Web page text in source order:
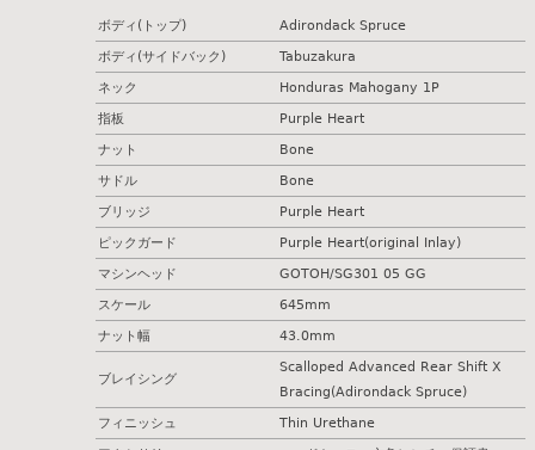
ボディ(トップ)
Adirondack Spruce
ボディ(サイドバック)
Tabuzakura
ネック
Honduras Mahogany 1P
指板
Purple Heart
ナット
Bone
サドル
Bone
ブリッジ
Purple Heart
ピックガード
Purple Heart(original Inlay)
マシンヘッド
GOTOH/SG301 05 GG
スケール
645mm
ナット幅
43.0mm
ブレイシング
Scalloped Advanced Rear Shift X
Bracing(Adirondack Spruce)
フィニッシュ
Thin Urethane